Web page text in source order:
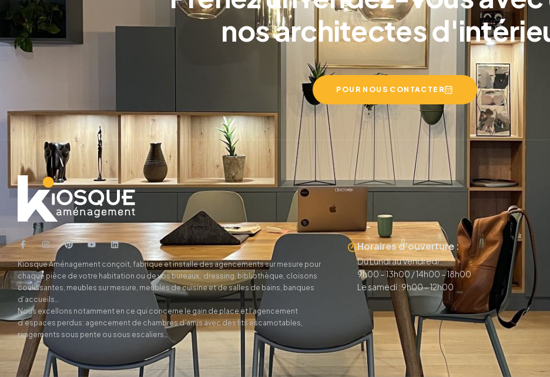
nos architectes
POUR NOUS CONTACTER
Kiosque Aménagement conçoit, fabrique et installe des agencements sur mesure pour
chaque pièce de votre habitation ou de vos bureaux, dressing, bibliothèque, cloisons
coulissantes, meubles sur mesure, meubles de cuisine et de salles de bains, banques
d’accueils…
Nous excellons notamment en ce qui concerne le gain de place et l’agencement
d’espaces perdus: agencement de chambres d’amis avec des lits escamotables,
rangements sous pente ou sous escaliers…
Horaires d’ouverture :
Du Lundi au Vendredi :
9h00 – 13h00 / 14h00 – 18h00
Le samedi : 9h00 – 12h00